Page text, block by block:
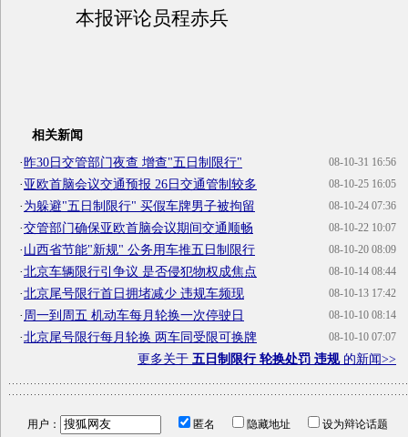
本报评论员程赤兵
相关新闻
08-10-31 16:56
·昨30日交管部门夜查 增查"五日制限行"
08-10-25 16:05
·亚欧首脑会议交通预报 26日交通管制较多
08-10-24 07:36
·为躲避"五日制限行" 买假车牌男子被拘留
08-10-22 10:07
·交管部门确保亚欧首脑会议期间交通顺畅
08-10-20 08:09
·山西省节能"新规" 公务用车推五日制限行
08-10-14 08:44
·北京车辆限行引争议 是否侵犯物权成焦点
08-10-13 17:42
·北京尾号限行首日拥堵减少 违规车频现
08-10-10 08:14
· 周一到周五 机动车每月轮换一次停驶日
08-10-10 07:07
·北京尾号限行每月轮换 两车同受限可换牌
更多关于 五日制限行 轮换处罚 违规的新闻>>
用户： 匿名 隐藏地址
设为辩论话题